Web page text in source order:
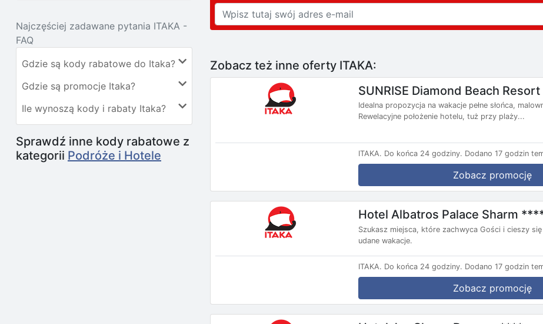
Najczęściej zadawane pytania ITAKA -
FAQ
Gdzie są kody rabatowe do Itaka?
Gdzie są promocje Itaka?
Ile wynoszą kody i rabaty Itaka?
Sprawdź inne kody rabatowe z
kategorii Podróże i Hotele
Zobacz też inne oferty ITAKA:
SUNRISE Diamond Beach
Idealna propozycja na wakacje pełne słońca,
Rewelacyjne położenie hotelu, tuż przy plaży...
ITAKA. Do końca 24 godziny. Dodano 17 godzin
Zobacz promocję
Hotel Albatros Palace Sharm
Szukasz miejsca, które zachwyca Gości i cieszy
udane wakacje.
ITAKA. Do końca 24 godziny. Dodano 17 godzin
Zobacz promocję